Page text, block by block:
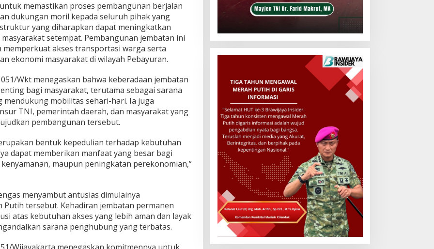
memastikan proses pembangunan berjalan
dukungan moril kepada seluruh pihak yang
yang diharapkan dapat meningkatkan
setempat. Pembangunan jembatan ini
memperkuat akses transportasi warga serta
ekonomi masyarakat di wilayah Pebayuran.
Wkt menegaskan bahwa keberadaan jembatan
bagi masyarakat, terutama sebagai sarana
mobilitas sehari-hari. Ia juga
TNI, pemerintah daerah, dan masyarakat yang
pembangunan tersebut.
bentuk kepedulian terhadap kebutuhan
dapat memberikan manfaat yang besar bagi
maupun peningkatan perekonomian,”
menyambut antusias dimulainya
Putih tersebut. Kehadiran jembatan permanen
atas kebutuhan akses yang lebih aman dan layak
sarana penghubung yang terbatas.